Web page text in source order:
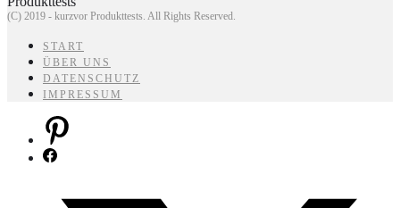
(C) 2019 - kurzvor Produkttests. All Rights Reserved.
START
ÜBER UNS
DATENSCHUTZ
IMPRESSUM